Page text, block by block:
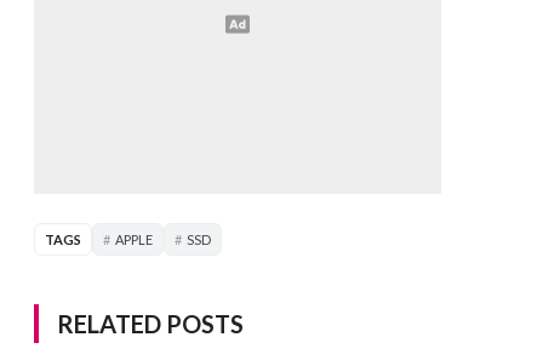
TAGS APPLE SSD
RELATED POSTS